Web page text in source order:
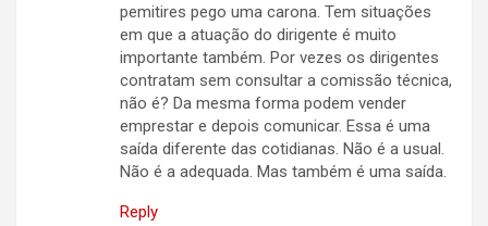
pemitires pego uma carona. Tem situações
em que a atuação do dirigente é muito
importante também. Por vezes os dirigentes
contratam sem consultar a comissão técnica,
não é? Da mesma forma podem vender
emprestar e depois comunicar. Essa é uma
saída diferente das cotidianas. Não é a usual.
Não é a adequada. Mas também é uma saída.
Reply